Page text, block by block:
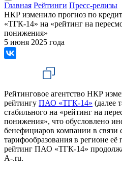
Главная Рейтинги Пресс-релизы
НКР изменило прогноз по
«ТГК-14» на «рейтинг на
понижения»
5 июня 2025 года
Рейтинговое агентство НКР
рейтингу ПАО «ТГК-14» (далее
стабильного на «рейтинг на
понижения», что обусловлено
бенефициаров компании в связи
тарифообразования в регионе
рейтинг ПАО «ТГК-14»
A-.ru.